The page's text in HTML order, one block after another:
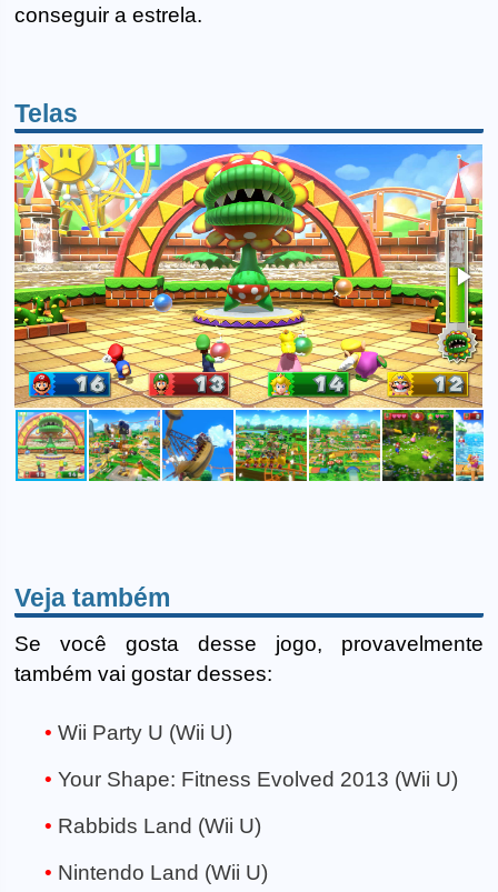
conseguir a estrela.
Telas
Veja também
Se você gosta desse jogo, provavelmente
também vai gostar desses:
Wii Party U (Wii U)
Your Shape: Fitness Evolved 2013 (Wii U)
Rabbids Land (Wii U)
Nintendo Land (Wii U)